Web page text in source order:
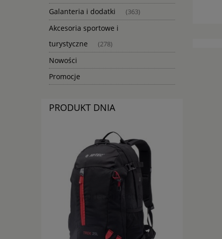
Galanteria i dodatki (363)
Akcesoria sportowe i
turystyczne
(278)
Nowości
Promocje
PRODUKT DNIA